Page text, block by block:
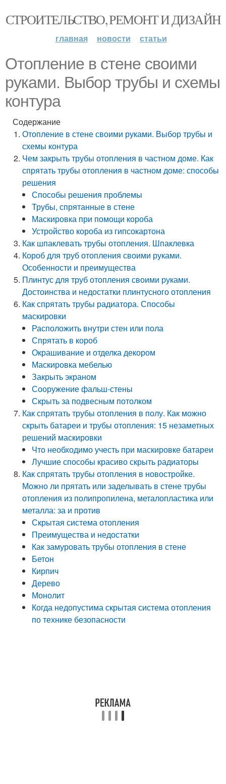
СТРОИТЕЛЬСТВО, РЕМОНТ И ДИЗАЙН
главная новости статьи
Отопление в стене своими
руками. Выбор трубы и схемы
контура
Содержание
Отопление в стене своими руками. Выбор трубы и
схемы контура
Чем закрыть трубы отопления в частном доме. Как
спрятать трубы отопления в частном доме: способы
решения
Способы решения проблемы
Трубы, спрятанные в стене
Маскировка при помощи короба
Устройство короба из гипсокартона
Как шпаклевать трубы отопления. Шпаклевка
Короб для труб отопления своими руками.
Особенности и преимущества
Плинтус для труб отопления своими руками.
Достоинства и недостатки плинтусного отопления
Как спрятать трубы радиатора. Способы
маскировки
Расположить внутри стен или пола
Спрятать в короб
Окрашивание и отделка декором
Маскировка мебелью
Закрыть экраном
Сооружение фальш-стены
Скрыть за подвесным потолком
Как спрятать трубы отопления в полу. Как можно
скрыть батареи и трубы отопления: 15 незаметных
решений маскировки
Что необходимо учесть при маскировке батареи
Лучшие способы красиво скрыть радиаторы
Как спрятать трубы отопления в новостройке.
Можно ли прятать или заделывать в стене трубы
отопления из полипропилена, металопластика или
металла: за и против
Скрытая система отопления
Преимущества и недостатки
Как замуровать трубы отопления в стене
Бетон
Кирпич
Дерево
Монолит
Когда недопустима скрытая система отопления
по технике безопасности